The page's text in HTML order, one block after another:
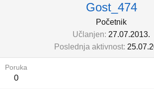
Gost_474
Početnik
Učlanjen 27.07.2013.
Poslednja aktivnost
Poruka
0